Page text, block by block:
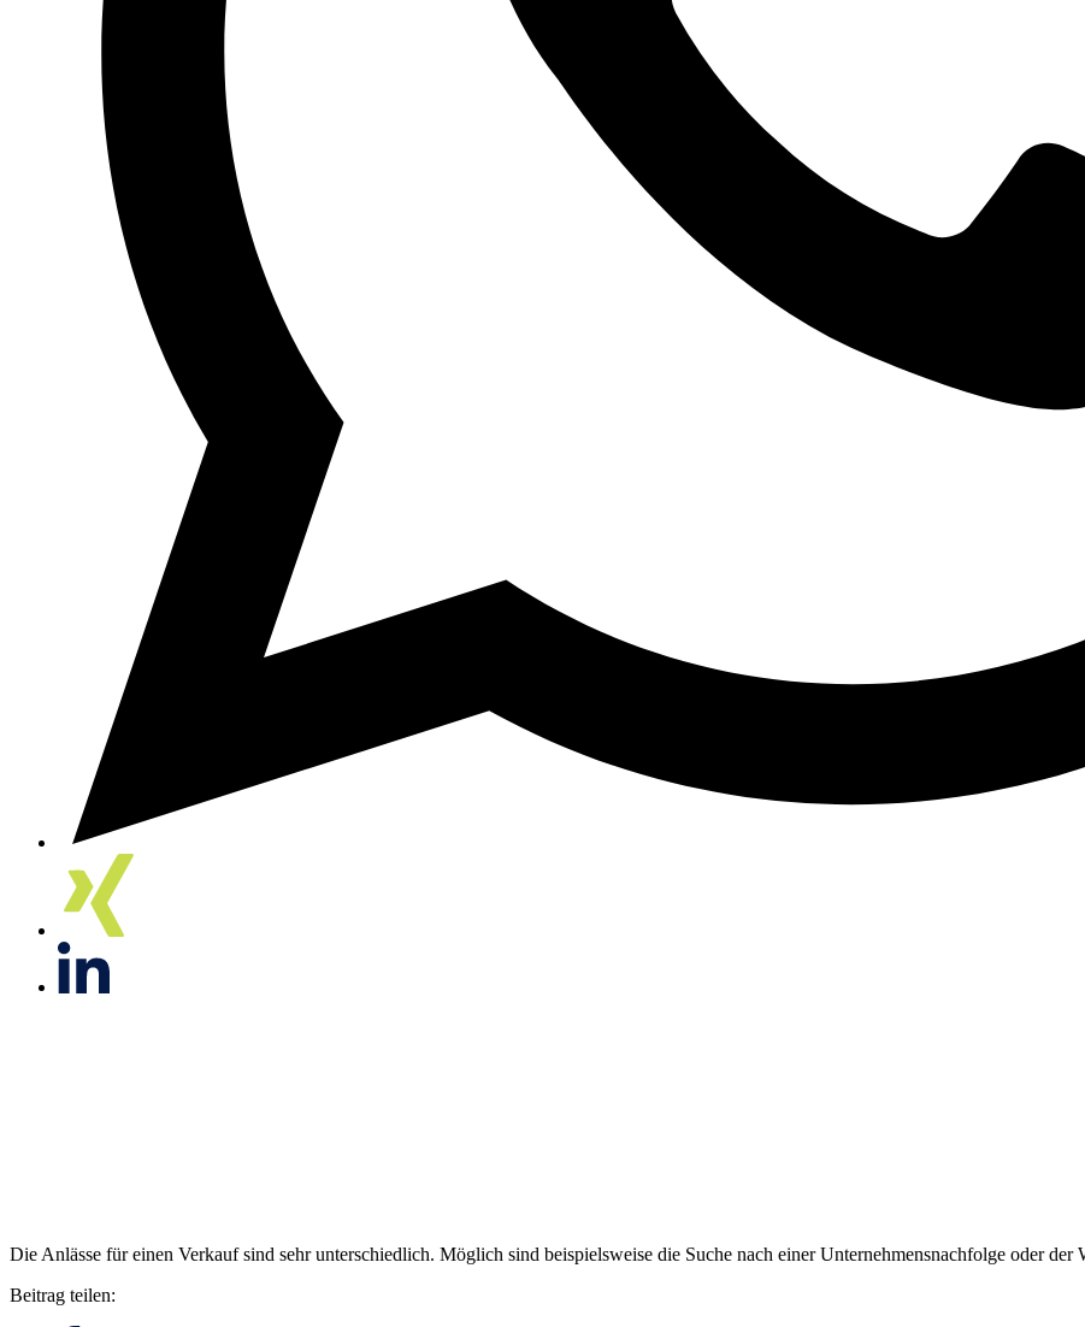
Die Anlässe für einen Verkauf sind sehr unterschiedlich. Möglich sind beispielsweise die Suche nach einer Unternehmensnachfolge oder der
Beitrag teilen: